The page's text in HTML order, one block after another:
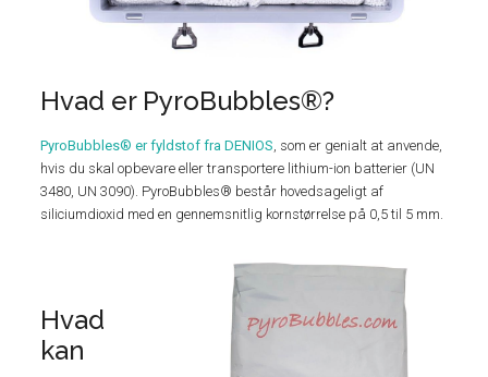
Hvad er PyroBubbles®?
PyroBubbles® er fyldstof fra DENIOS , som er genialt at anvende,
hvis du skal opbevare eller transportere lithium-ion batterier (UN
3480, UN 3090). PyroBubbles® består hovedsageligt af
siliciumdioxid med en gennemsnitlig kornstørrelse på 0,5 til 5 mm.
Hvad
kan